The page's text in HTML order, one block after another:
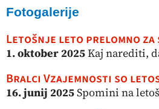
Fotogalerije
Letošnje leto prelomno
1. oktober 2025Kaj narediti,
Bralci Vzajemnosti so
16. junij 2025Spomini na